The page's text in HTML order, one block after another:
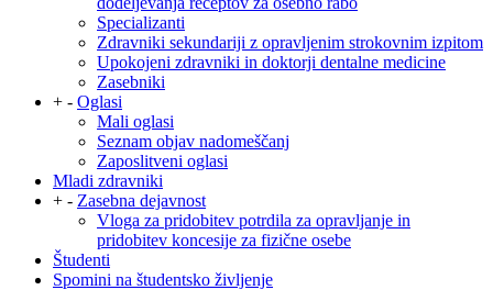
Specializanti
Zdravniki sekundariji z opravljenim strokovnim izpitom
Upokojeni zdravniki in doktorji dentalne medicine
Zasebniki
+ - Oglasi
Mali oglasi
Seznam objav nadomeščanj
Zaposlitveni oglasi
Mladi zdravniki
+ - Zasebna dejavnost
Vloga za pridobitev potrdila za opravljanje in
pridobitev koncesije za fizične osebe
Študenti
Spomini na študentsko življenje